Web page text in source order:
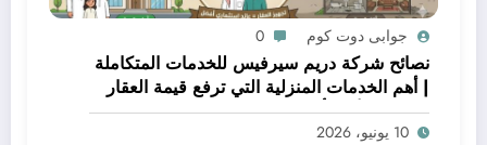
جوابى دوت كوم 0
نصائح شركة دريم سيرفيس للخدمات المتكاملة
| أهم الخدمات المنزلية التي ترفع قيمة العقار
قبل البيع أو التأجير
10 يونيو، 2026